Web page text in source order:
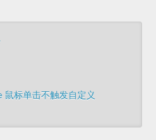
标单击不触发自定义